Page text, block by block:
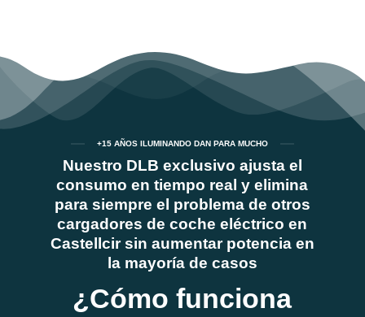
+15 AÑOS ILUMINANDO DAN PARA MUCHO
Nuestro DLB exclusivo ajusta el
consumo en tiempo real y elimina
para siempre el problema de otros
cargadores de coche eléctrico en
Castellcir sin aumentar potencia en
la mayoría de casos
¿Cómo funciona